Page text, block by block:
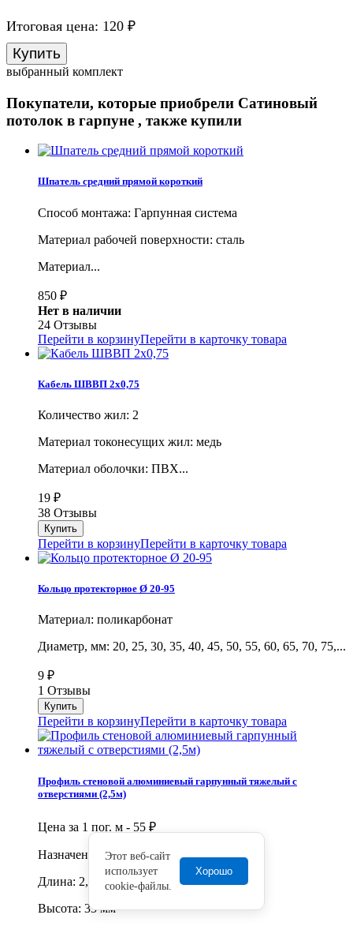
Итоговая цена: 120 ₽
выбранный комплект
Покупатели, которые приобрели Сатиновый
потолок в гарпуне , также купили
Шпатель средний прямой короткий
Способ монтажа: Гарпунная система
Материал рабочей поверхности: сталь
Материал...
850 ₽
Нет в наличии
24 Отзывы
Перейти в корзинуПерейти в карточку товара
Кабель ШВВП 2х0,75
Количество жил: 2
Материал токонесущих жил: медь
Материал оболочки: ПВХ...
19 ₽
38 Отзывы
Перейти в корзинуПерейти в карточку товара
Кольцо протекторное Ø 20-95
Материал: поликарбонат
Диаметр, мм: 20, 25, 30, 35, 40, 45, 50, 55, 60, 65, 70, 75,...
9 ₽
1 Отзывы
Перейти в корзинуПерейти в карточку товара
Профиль стеновой алюминиевый гарпунный тяжелый с
отверстиями (2,5м)
Цена за 1 пог. м - 55 ₽
Назначение: Гарпунная система
Длина: 2,5 м
Высота: 35 мм
Этот веб-сайт
использует
cookie-файлы.
Хорошо